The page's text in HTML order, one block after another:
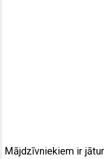
Mājdzīvniekiem ir